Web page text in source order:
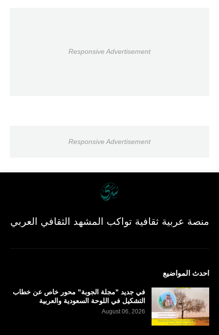
Responsive Advertisement
Responsive Advertisement
منصة عربية ثقافية تواكب المشهد الثقافي العربي
احدث المواضيع
في جديد "مجلة الجوبة" محور خاص عن خطاب
التشكيل في اللوحة السعودية والعربية
August 06, 2026